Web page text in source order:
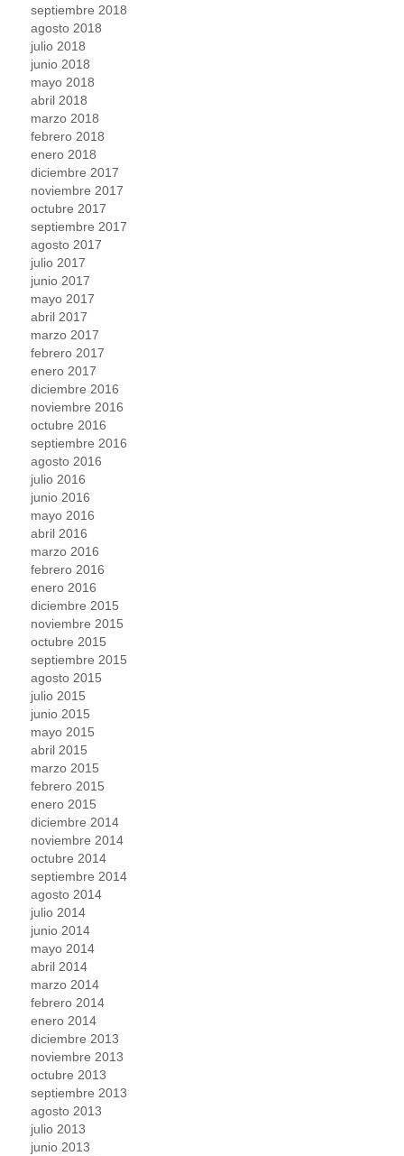
septiembre 2018
agosto 2018
julio 2018
junio 2018
mayo 2018
abril 2018
marzo 2018
febrero 2018
enero 2018
diciembre 2017
noviembre 2017
octubre 2017
septiembre 2017
agosto 2017
julio 2017
junio 2017
mayo 2017
abril 2017
marzo 2017
febrero 2017
enero 2017
diciembre 2016
noviembre 2016
octubre 2016
septiembre 2016
agosto 2016
julio 2016
junio 2016
mayo 2016
abril 2016
marzo 2016
febrero 2016
enero 2016
diciembre 2015
noviembre 2015
octubre 2015
septiembre 2015
agosto 2015
julio 2015
junio 2015
mayo 2015
abril 2015
marzo 2015
febrero 2015
enero 2015
diciembre 2014
noviembre 2014
octubre 2014
septiembre 2014
agosto 2014
julio 2014
junio 2014
mayo 2014
abril 2014
marzo 2014
febrero 2014
enero 2014
diciembre 2013
noviembre 2013
octubre 2013
septiembre 2013
agosto 2013
julio 2013
junio 2013